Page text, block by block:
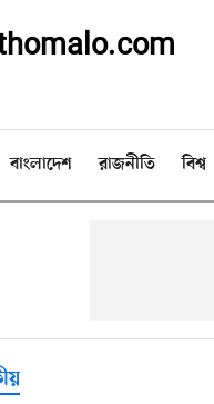
বাংলাদেশ রাজনীতি বিশ্ব